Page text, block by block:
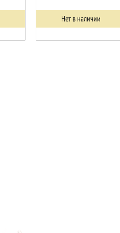
Нет в наличии